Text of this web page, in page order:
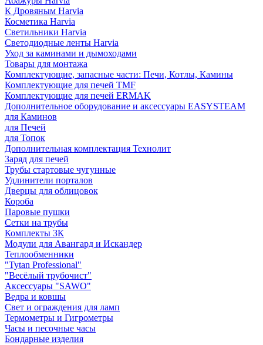
К Дровяным Harvia
Косметика Harvia
Светильники Harvia
Светодиодные ленты Harvia
Уход за каминами и дымоходами
Товары для монтажа
Комплектующие, запасные части: Печи, Котлы, Камины
Комплектующие для печей TMF
Комплектующие для печей ERMAK
Дополнительное оборудование и аксессуары EASYSTEAM
для Каминов
для Печей
для Топок
Дополнительная комплектация Технолит
Заряд для печей
Трубы стартовые чугунные
Удлинители порталов
Дверцы для облицовок
Короба
Паровые пушки
Сетки на трубы
Комплекты ЗК
Модули для Авангард и Искандер
Теплообменники
"Tytan Professional"
"Весёлый трубочист"
Аксессуары "SAWO"
Ведра и ковшы
Свет и ограждения для ламп
Термометры и Гигрометры
Часы и песочные часы
Бондарные изделия